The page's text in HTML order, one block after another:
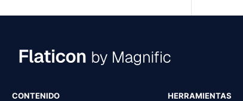
CONTENIDO HERRAMIENTAS